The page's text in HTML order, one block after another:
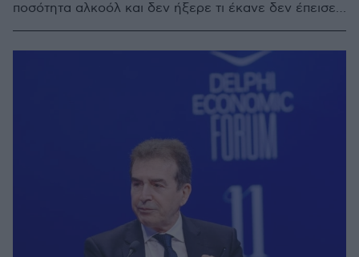
ποσότητα αλκοόλ και δεν ήξερε τι έκανε δεν έπεισε